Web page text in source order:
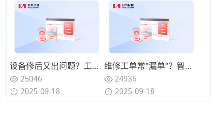
设备修后又出问题？工单系统怎么帮着追溯维修质量？
25046
2025-09-18
维修工单常"漏单"？智能提醒功能该怎么用才不踩坑？
24936
2025-09-18